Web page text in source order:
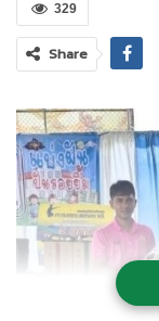
329
Share